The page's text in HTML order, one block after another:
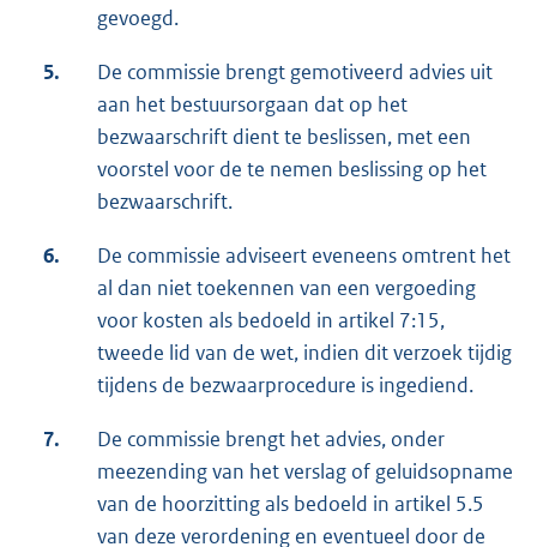
gevoegd.
5.
De commissie brengt gemotiveerd advies uit
aan het bestuursorgaan dat op het
bezwaarschrift dient te beslissen, met een
voorstel voor de te nemen beslissing op het
bezwaarschrift.
6.
De commissie adviseert eveneens omtrent het
al dan niet toekennen van een vergoeding
voor kosten als bedoeld in artikel 7:15,
tweede lid van de wet, indien dit verzoek tijdig
tijdens de bezwaarprocedure is ingediend.
7.
De commissie brengt het advies, onder
meezending van het verslag of geluidsopname
van de hoorzitting als bedoeld in artikel 5.5
van deze verordening en eventueel door de